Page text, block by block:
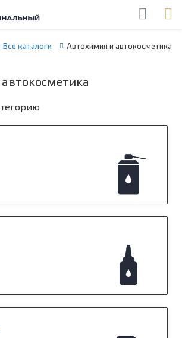
Все каталоги Автохимия и автокосметика